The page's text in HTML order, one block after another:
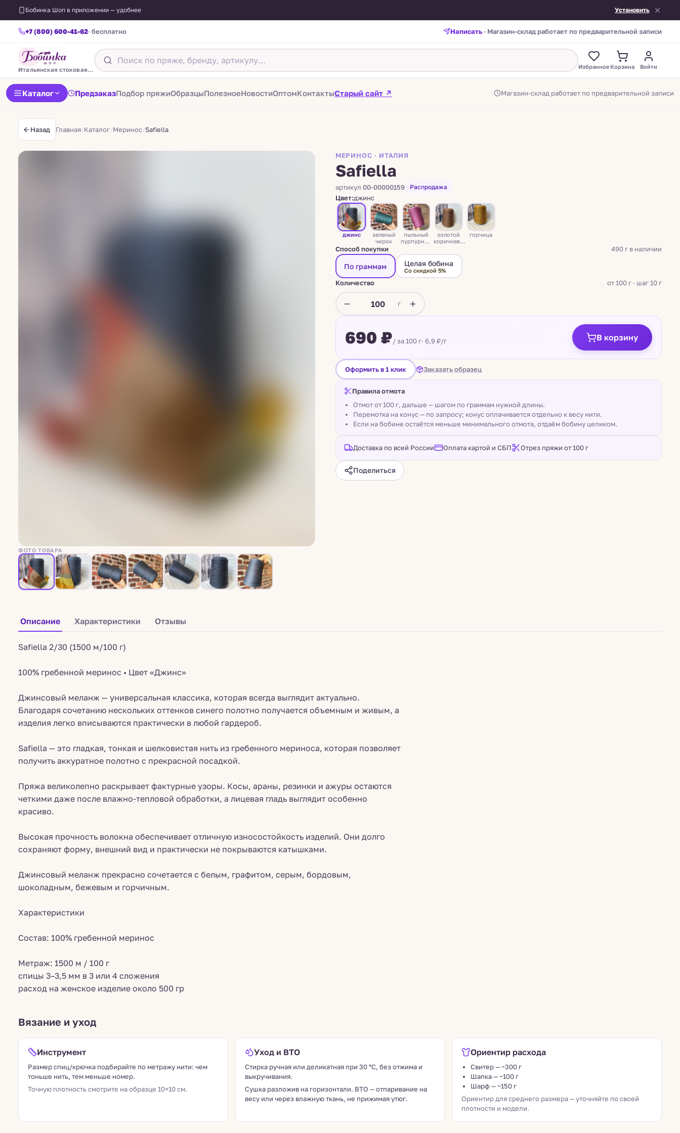
Бобинка Шоп в приложении — удобнее Установить
+7 (800) 600-41-62· бесплатно Написать · Магазин-склад работает по предварительной записи
Итальянская стоковая пряжа Избранное Корзина Войти
Каталог ПредзаказПодбор пряжиОбразцыПолезноеНовостиОптомКонтактыСтарый сайт ↗ Магазин-склад работает по предварительной записи
Назад Главная/Каталог/Меринос/Safiella
ФОТО ТОВАРА
МЕРИНОС · ИТАЛИЯ
Safiella
артикул 00-00000159 Распродажа
Цвет:джинс
джинс
зеленый
чирок
пыльный
пурпурный
й)
золотой
коричневы
горчица
Способ покупки 490 г в наличии
По граммам Целая бобина
Со скидкой 5%
Количество от 100 г · шаг 10 г
г
690 ₽/ за 100 г· 6,9 ₽/г В корзину
Оформить в 1 клик Заказать образец
Правила отмота
Отмот от 100 г, дальше — шагом по граммам нужной длины.
Перемотка на конус — по запросу; конус оплачивается отдельно к весу нити.
Если на бобине остаётся меньше минимального отмота, отдаём бобину целиком.
Доставка по всей России Оплата картой и СБП Отрез пряжи от 100 г
Поделиться
Описание Характеристики Отзывы
Safiella 2/30 (1500 м/100 г)
100% гребенной меринос • Цвет «Джинс»
Джинсовый меланж — универсальная классика, которая всегда выглядит актуально.
Благодаря сочетанию нескольких оттенков синего полотно получается объемным и живым, а
изделия легко вписываются практически в любой гардероб.
Safiella — это гладкая, тонкая и шелковистая нить из гребенного мериноса, которая позволяет
получить аккуратное полотно с прекрасной посадкой.
Пряжа великолепно раскрывает фактурные узоры. Косы, араны, резинки и ажуры остаются
четкими даже после влажно-тепловой обработки, а лицевая гладь выглядит особенно
красиво.
Высокая прочность волокна обеспечивает отличную износостойкость изделий. Они долго
сохраняют форму, внешний вид и практически не покрываются катышками.
Джинсовый меланж прекрасно сочетается с белым, графитом, серым, бордовым,
шоколадным, бежевым и горчичным.
Характеристики
Состав: 100% гребенной меринос
Метраж: 1500 м / 100 г
спицы 3–3,5 мм в 3 или 4 сложения
расход на женское изделие около 500 гр
Вязание и уход
Инструмент
Размер спиц/крючка подбирайте по метражу нити: чем
тоньше нить, тем меньше номер.
Точную плотность смотрите на образце 10×10 см.
Уход и ВТО
Стирка ручная или деликатная при 30 °C, без отжима и
выкручивания.
Сушка разложив на горизонтали. ВТО — отпаривание на
весу или через влажную ткань, не прижимая утюг.
Ориентир расхода
Свитер — ~300 г
Шапка — ~100 г
Шарф — ~150 г
Ориентир для среднего размера — уточняйте по своей
плотности и модели.